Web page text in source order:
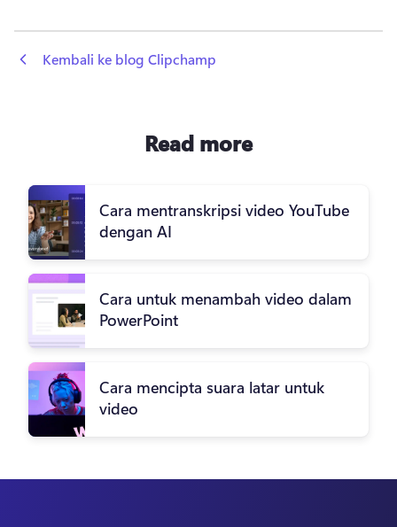
Kembali ke blog Clipchamp
Read more
Cara mentranskripsi video YouTube
dengan AI
Cara untuk menambah video dalam
PowerPoint
Cara mencipta suara latar untuk
video